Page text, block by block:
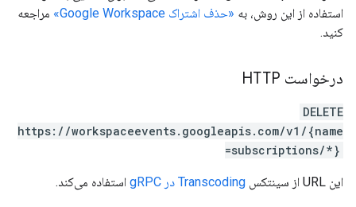
استفاده از این روش، به «حذف اشتراک Google Workspace»
مراجعه
کنید.
درخواست HTTP
DELETE
https://workspaceevents.googleapis.com/v1/{name
=subscriptions/*}
این URL از سینتکس Transcoding در gRPC استفاده می‌کند.